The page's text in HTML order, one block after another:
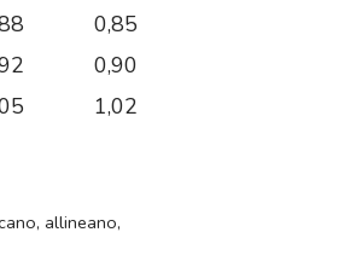
0,85
0,90
1,02
allineano,